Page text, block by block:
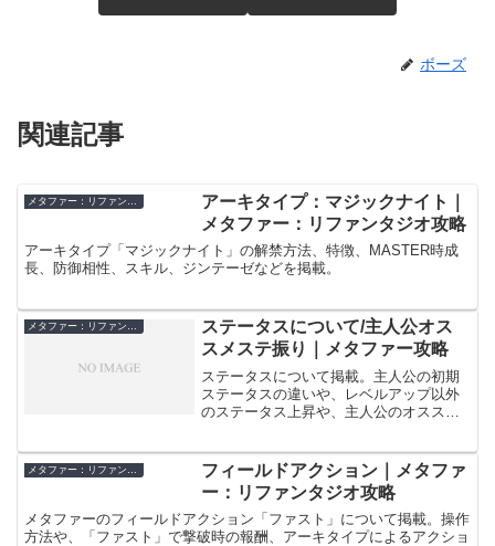
ボーズ
関連記事
アーキタイプ：マジックナイト｜
メタファー：リファンタジオ攻略
アーキタイプ「マジックナイト」の解禁方法、特徴、MASTER時成
長、防御相性、スキル、ジンテーゼなどを掲載。
メタファー：リファンタジオ
ステータスについて/主人公オス
スメステ振り｜メタファー攻略
ステータスについて掲載。主人公の初期
ステータスの違いや、レベルアップ以外
のステータス上昇や、主人公のオススメ
フィールドアクション｜メタファ
ー：リファンタジオ攻略
メタファーのフィールドアクション「ファスト」について掲載。操作
方法や、「ファスト」で撃破時の報酬、アーキタイプによるアクショ